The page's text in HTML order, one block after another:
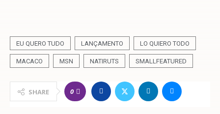
EU QUERO TUDO LANÇAMENTO LO QUIERO TODO
MACACO MSN NATIRUTS SMALLFEATURED
SHARE 0